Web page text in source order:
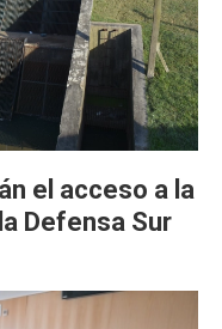
el acceso a la
Defensa Sur